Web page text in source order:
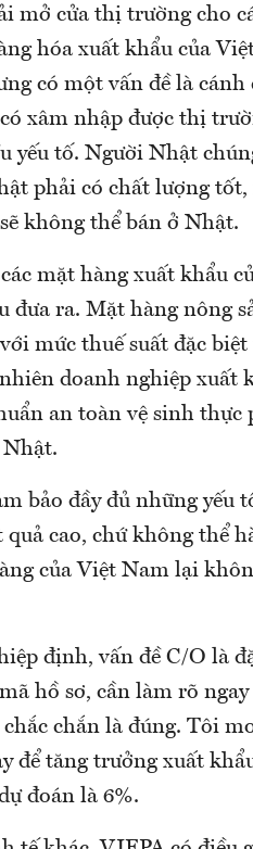
mở cửa thị trường cho
hóa xuất khẩu của
có một vấn đề là cánh
xâm nhập được thị
yếu tố. Người Nhật
phải có chất lượng tốt,
không thể bán ở Nhật.
mặt hàng xuất khẩu
đưa ra. Mặt hàng nông
mức thuế suất đặc biệt
doanh nghiệp xuất
an toàn vệ sinh thực
bảo đầy đủ những yếu
cao, chứ không thể
của Việt Nam lại
định, vấn đề C/O là
hồ sơ, cần làm rõ ngay
chắn là đúng. Tôi
để tăng trưởng xuất
đoán là 6%.